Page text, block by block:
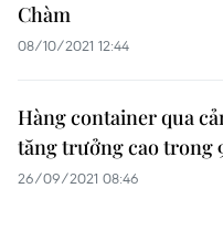
Chàm
08/10/2021 12:44
Hàng container qua
tăng trưởng cao trong
26/09/2021 08:46